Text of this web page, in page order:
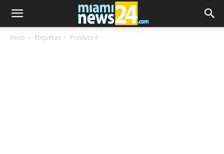
Inicio Etiquetas Producirá